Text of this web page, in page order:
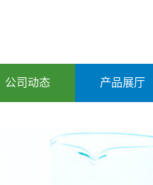
公司动态 产品展厅